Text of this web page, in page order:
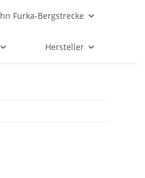
Furka-Bergstrecke
Hersteller